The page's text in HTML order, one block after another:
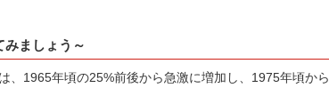
みましょう～
、1965年頃の25%前後から急激に増加し、1975年頃から